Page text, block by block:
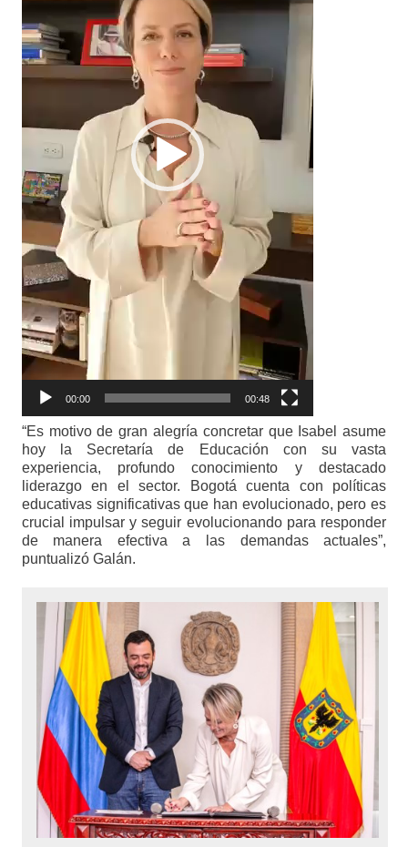
00:00 00:48
“Es motivo de gran alegría concretar que Isabel asume
hoy la Secretaría de Educación con su vasta
experiencia, profundo conocimiento y destacado
liderazgo en el sector. Bogotá cuenta con políticas
educativas significativas que han evolucionado, pero es
crucial impulsar y seguir evolucionando para responder
de manera efectiva a las demandas actuales”,
puntualizó Galán.